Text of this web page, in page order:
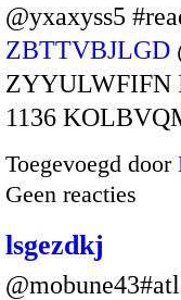
@yxaxyss5
ZBTTVBJLGD
ZYYULWFIFN
1136
Toegevoegd door
Geen reacties
lsgezdkj